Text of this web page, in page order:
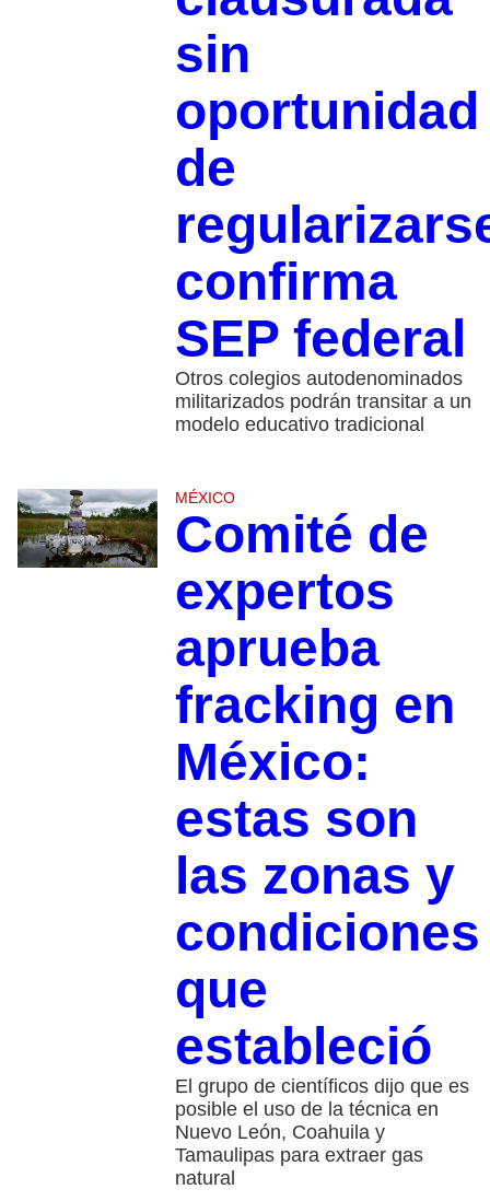
sin
oportunidad
de
confirma
SEP federal
Otros colegios autodenominados
militarizados podrán transitar a un
modelo educativo tradicional
MÉXICO
Comité de
expertos
aprueba
fracking en
México:
estas son
las zonas y
condiciones
que
estableció
El grupo de científicos dijo que es
posible el uso de la técnica en
Nuevo León, Coahuila y
Tamaulipas para extraer gas
natural